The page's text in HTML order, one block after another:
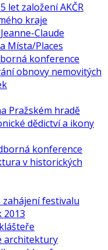
let založení AKČR
kraje
Claude
Místa/Places
konference
obnovy nemovitých
Pražském hradě
dědictví a ikony
konference
v historických
festivalu
2013
architektury